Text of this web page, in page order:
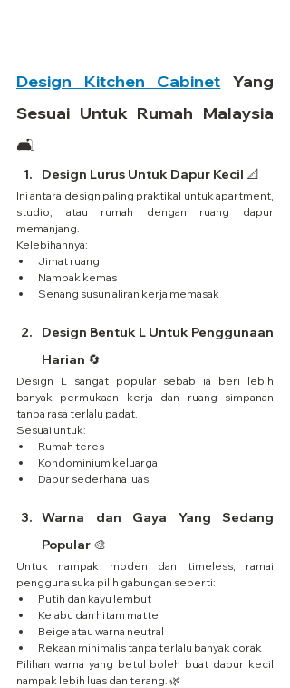
Design Kitchen Cabinet Yang
Sesuai Untuk Rumah Malaysia
🛋️
Design Lurus Untuk Dapur Kecil 📐
Ini antara design paling praktikal untuk apartment,
studio, atau rumah dengan ruang dapur
memanjang.
Kelebihannya:
Jimat ruang
Nampak kemas
Senang susun aliran kerja memasak
Design Bentuk L Untuk Penggunaan
Harian 🔄
Design L sangat popular sebab ia beri lebih
banyak permukaan kerja dan ruang simpanan
tanpa rasa terlalu padat.
Sesuai untuk:
Rumah teres
Kondominium keluarga
Dapur sederhana luas
Warna dan Gaya Yang Sedang
Popular 🎨
Untuk nampak moden dan timeless, ramai
pengguna suka pilih gabungan seperti:
Putih dan kayu lembut
Kelabu dan hitam matte
Beige atau warna neutral
Rekaan minimalis tanpa terlalu banyak corak
Pilihan warna yang betul boleh buat dapur kecil
nampak lebih luas dan terang. 🌿